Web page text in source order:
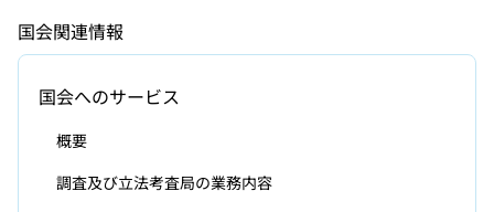
国会関連情報
国会へのサービス
概要
調査及び立法考査局の業務内容